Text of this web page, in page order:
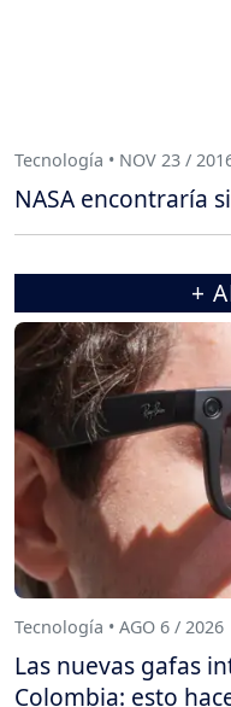
Tecnología • NOV 23 /
NASA encontraría
+
Tecnología • AGO 6 / 2026
Las nuevas gafas
Colombia: esto